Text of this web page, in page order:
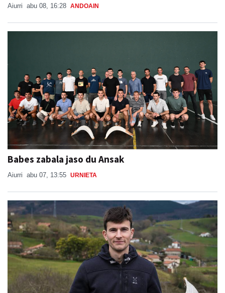
Aiurri abu 08, 16:28 ANDOAIN
Babes zabala jaso du Ansak
Aiurri abu 07, 13:55 URNIETA